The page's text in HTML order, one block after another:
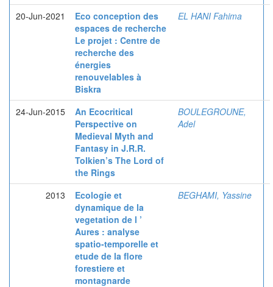
20-Jun-2021
Eco conception des
espaces de recherche
Le projet : Centre de
recherche des
énergies
renouvelables à
Biskra
EL HANI Fahima
24-Jun-2015
An Ecocritical
Perspective on
Medieval Myth and
Fantasy in J.R.R.
Tolkien’s The Lord of
the Rings
BOULEGROUNE,
Adel
2013
Ecologie et
dynamique de la
vegetation de l ’
Aures : analyse
spatio-temporelle et
etude de la flore
forestiere et
montagnarde
BEGHAMI, Yassine